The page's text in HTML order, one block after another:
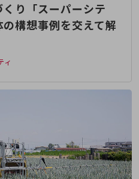
り「スーパーシテ
構想事例を交えて解
ィ